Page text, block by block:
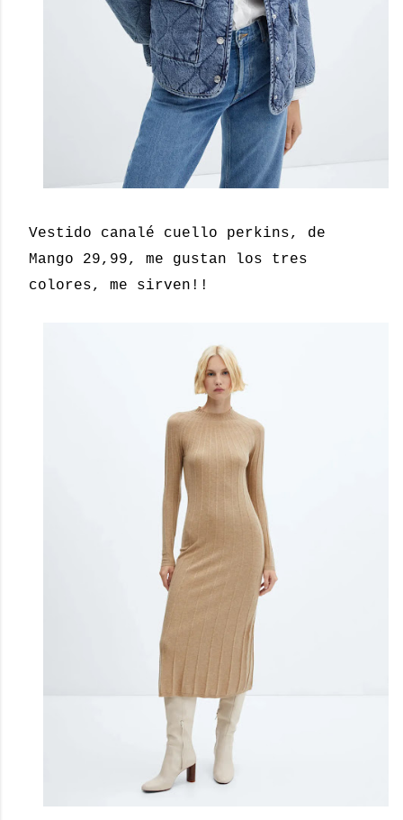
Vestido canalé cuello perkins, de
Mango 29,99, me gustan los tres
colores, me sirven!!